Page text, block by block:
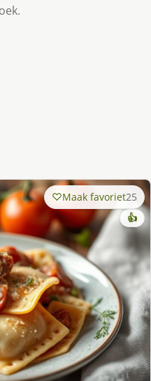
Maak favoriet25
👍